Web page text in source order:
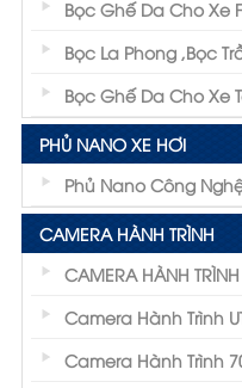
Bọc Ghế Da Cho Xe
Bọc La Phong ,Bọc
Bọc Ghế Da Cho Xe
PHỦ NANO XE HƠI
Phủ Nano Công
CAMERA HÀNH TRÌNH
CAMERA HÀNH
Camera Hành Trình
Camera Hành Trình